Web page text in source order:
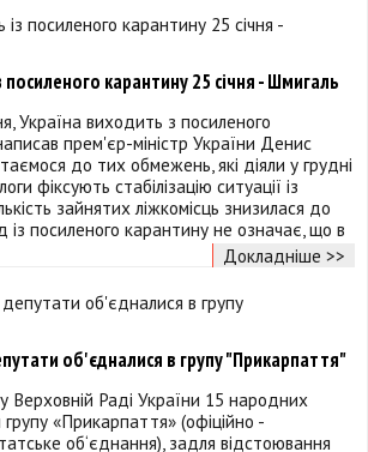
посиленого карантину 25 січня - Шмигаль
Україна виходить з посиленого
прем'єр-міністр України Денис
до тих обмежень, які діяли у грудні
фіксують стабілізацію ситуації із
зайнятих ліжкомісць знизилася до
із посиленого карантину не означає, що в
Докладніше >>
об'єдналися в групу "Прикарпаття"
Верховній Раді України 15 народних
«Прикарпаття» (офіційно -
об‘єднання), задля відстоювання